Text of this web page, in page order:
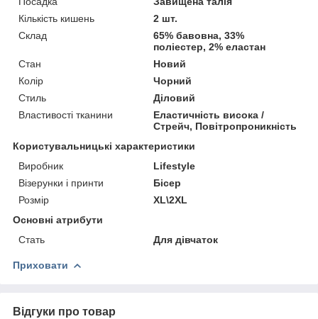
Кількість кишень
2 шт.
Склад
65% бавовна, 33%
поліестер, 2% еластан
Стан
Новий
Колір
Чорний
Стиль
Діловий
Властивості тканини
Еластичність висока /
Стрейч, Повітропроникність
Користувальницькі характеристики
Виробник
Lifestyle
Візерунки і принти
Бісер
Розмір
XL\2XL
Основні атрибути
Стать
Для дівчаток
Приховати
Відгуки про товар